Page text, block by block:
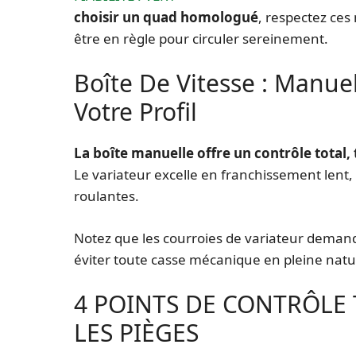
choisir un quad homologué, respectez
être en règle pour circuler sereinement.
Boîte De Vitesse :
Votre Profil
La boîte manuelle offre un contrôle
Le variateur excelle en franchissement
roulantes.
Notez que les courroies de variateur
éviter toute casse mécanique en pleine
4 POINTS DE
LES PIÈGES